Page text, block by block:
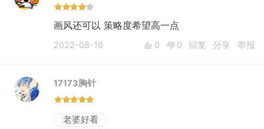
画风还可以 策略度希望高一点
2022-08-16 0 0 回复 分享 举报
17173胸针
老婆好看